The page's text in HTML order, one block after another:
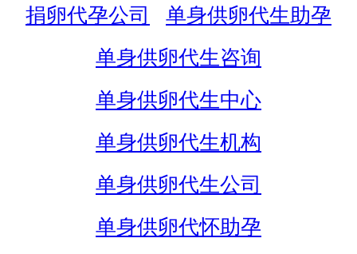
捐卵代孕公司
单身供卵代生助孕
单身供卵代生咨询
单身供卵代生中心
单身供卵代生机构
单身供卵代生公司
单身供卵代怀助孕